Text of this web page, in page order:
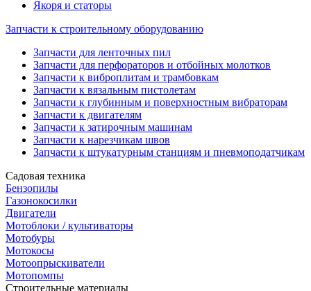
Якоря и статоры
Запчасти к строительному оборудованию
Запчасти для ленточных пил
Запчасти для перфораторов и отбойных молотков
Запчасти к виброплитам и трамбовкам
Запчасти к вязальным пистолетам
Запчасти к глубинным и поверхностным вибраторам
Запчасти к двигателям
Запчасти к затирочным машинам
Запчасти к нарезчикам швов
Запчасти к штукатурным станциям и пневмоподатчикам
Садовая техника
Бензопилы
Газонокосилки
Двигатели
Мотоблоки / культиваторы
Мотобуры
Мотокосы
Мотоопрыскиватели
Мотопомпы
Строительные материалы